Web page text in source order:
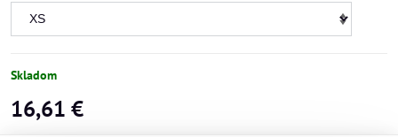
Skladom
16,61 €